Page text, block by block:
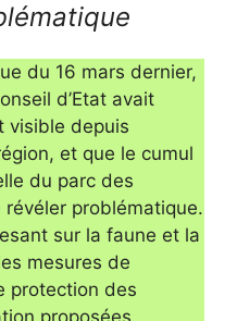
du 16 mars dernier,
d’Etat avait
visible depuis
et que le cumul
du parc des
problématique.
sur la faune et la
mesures de
protection des